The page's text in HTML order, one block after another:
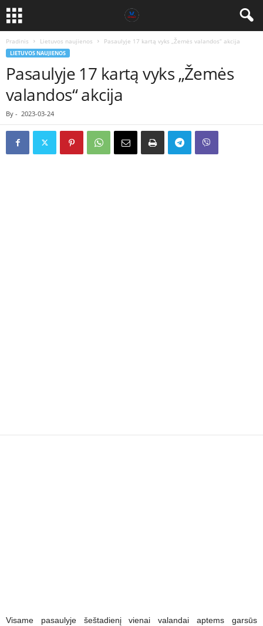
Pradinis Lietuvos naujienos Pasaulyje 17 kartą vyks „Žemės valandos“ akcija
LIETUVOS NAUJIENOS
Pasaulyje 17 kartą vyks „Žemės
valandos“ akcija
By - 2023-03-24
Visame pasaulyje šeštadienį vienai valandai aptems garsūs